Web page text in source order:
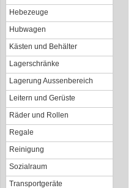
Hebezeuge
Hubwagen
Kästen und Behälter
Lagerschränke
Lagerung Aussenbereich
Leitern und Gerüste
Räder und Rollen
Regale
Reinigung
Sozialraum
Transportgeräte